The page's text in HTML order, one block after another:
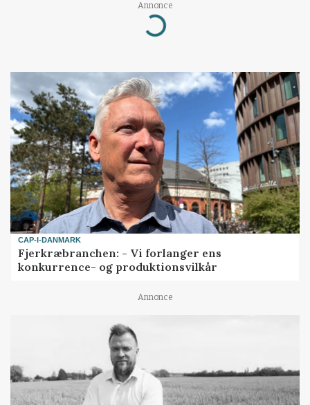
Annonce
Loading...
CAP-I-DANMARK
Fjerkræbranchen: - Vi forlanger ens
konkurrence- og produktionsvilkår
Annonce